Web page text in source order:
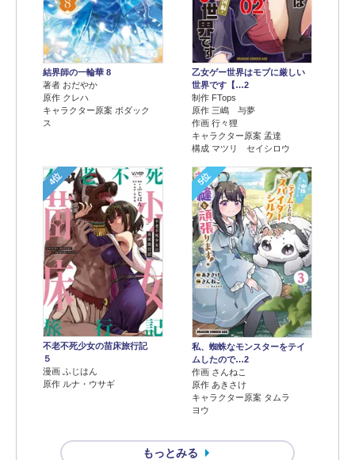
結界師の一輪華 8
著者 おだやか
原作 クレハ
キャラクター原案 ボダック
ス
乙女ゲー世界はモブに厳しい
世界です【…2
制作 FTops
原作 三嶋 与夢
作画 行々狸
キャラクター原案 孟達
構成 マツリ セイシロウ
4位
不老不死少女の苗床旅行記
５
漫画 ふじはん
原作 ルナ・ウサギ
5位
私、蜘蛛なモンスターをテイ
ムしたので…2
作画 さんねこ
原作 あきさけ
キャラクター原案 タムラ
ヨウ
もっとみる